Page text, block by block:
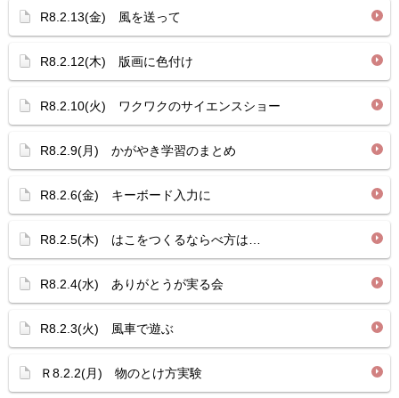
R8.2.13(金) 風を送って
R8.2.12(木) 版画に色付け
R8.2.10(火) ワクワクのサイエンスショー
R8.2.9(月) かがやき学習のまとめ
R8.2.6(金) キーボード入力に
R8.2.5(木) はこをつくるならべ方は…
R8.2.4(水) ありがとうが実る会
R8.2.3(火) 風車で遊ぶ
Ｒ8.2.2(月) 物のとけ方実験